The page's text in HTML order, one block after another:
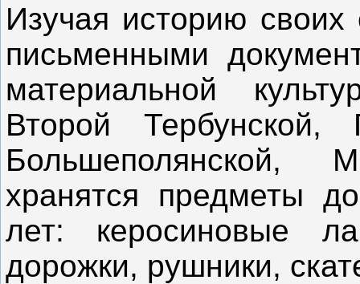
Изучая историю
письменными
материальной
Второй Тербунской,
Большеполянской,
хранятся предметы
лет: керосиновые
дорожки, рушники,